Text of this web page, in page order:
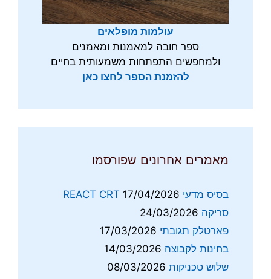
עולמות מופלאים
ספר חובה למאמנות ומאמנים
ולמחפשים התפתחות משמעותית בחיים
להזמנת הספר לחצו כאן
מאמרים אחרונים שפורסמו
בסיס מדעי REACT CRT 17/04/2026
סריקה 24/03/2026
פארטלק תגובתי 17/03/2026
בחינות לקבוצה 14/03/2026
שלוש טכניקות 08/03/2026